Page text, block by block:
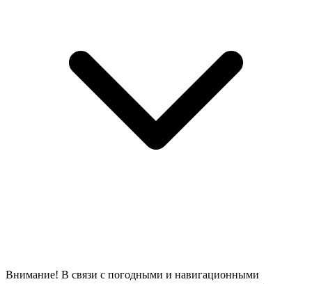
Внимание! В связи с погодными и навигационными